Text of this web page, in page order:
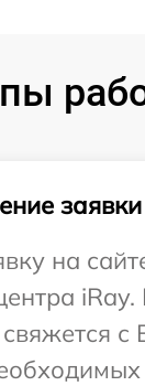
заявки
на
свяжется